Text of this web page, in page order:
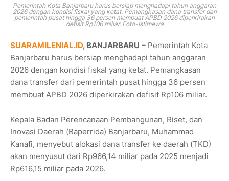
Pemerintah Kota Banjarbaru harus bersiap menghadapi tahun anggaran
2026 dengan kondisi fiskal yang ketat. Pemangkasan dana transfer dari
pemerintah pusat hingga 36 persen membuat APBD 2026 diperkirakan
defisit Rp106 miliar. Foto-Istimewa
SUARAMILENIAL.ID, BANJARBARU – Pemerintah Kota
Banjarbaru harus bersiap menghadapi tahun anggaran
2026 dengan kondisi fiskal yang ketat. Pemangkasan
dana transfer dari pemerintah pusat hingga 36 persen
membuat APBD 2026 diperkirakan defisit Rp106 miliar.
Kepala Badan Perencanaan Pembangunan, Riset, dan
Inovasi Daerah (Baperrida) Banjarbaru, Muhammad
Kanafi, menyebut alokasi dana transfer ke daerah (TKD)
akan menyusut dari Rp966,14 miliar pada 2025 menjadi
Rp616,15 miliar pada 2026.